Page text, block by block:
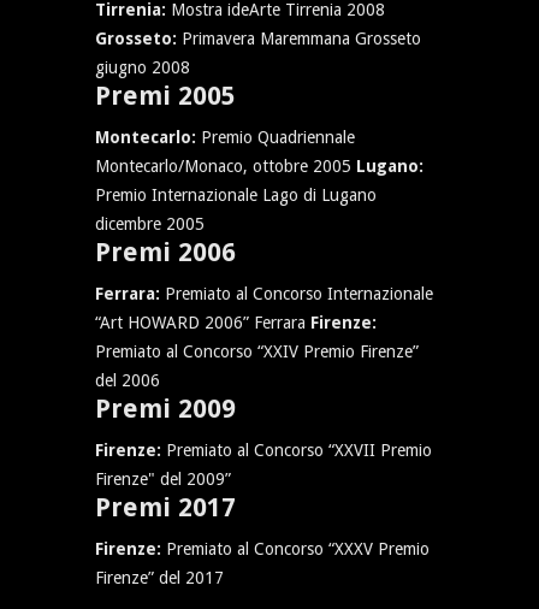
Tirrenia: Mostra ideArte Tirrenia 2008
Grosseto: Primavera Maremmana Grosseto
giugno 2008
Premi 2005
Montecarlo: Premio Quadriennale
Montecarlo/Monaco, ottobre 2005 Lugano:
Premio Internazionale Lago di Lugano
dicembre 2005
Premi 2006
Ferrara: Premiato al Concorso Internazionale
“Art HOWARD 2006” Ferrara Firenze:
Premiato al Concorso “XXIV Premio Firenze”
del 2006
Premi 2009
Firenze: Premiato al Concorso “XXVII Premio
Firenze" del 2009”
Premi 2017
Firenze: Premiato al Concorso “XXXV Premio
Firenze” del 2017